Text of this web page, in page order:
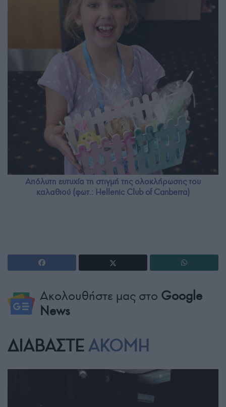
Απόλυτη ευτυχία τη στιγμή της ολοκλήρωσης του
καλαθιού (φωτ.: Hellenic Club of Canberra)
Ακολουθήστε μας στο Google
News
ΔΙΑΒΑΣΤΕ ΑΚΟΜΗ